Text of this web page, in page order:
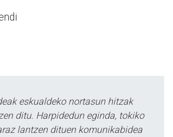
eskualdeko nortasun hitzak
ditu. Harpidedun eginda, tokiko
lantzen dituen komunikabidea